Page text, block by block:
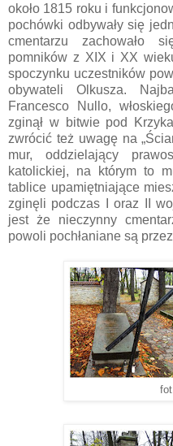
około 1815 roku i
pochówki odbywały się
cmentarzu zachowało
pomników z XIX i XX
spoczynku uczestników
obywateli Olkusza.
Francesco Nullo,
zginął w bitwie pod
zwrócić też uwagę na
mur, oddzielający
katolickiej, na którym to
tablice upamiętniające
zginęli podczas I oraz II
jest że nieczynny
powoli pochłaniane są